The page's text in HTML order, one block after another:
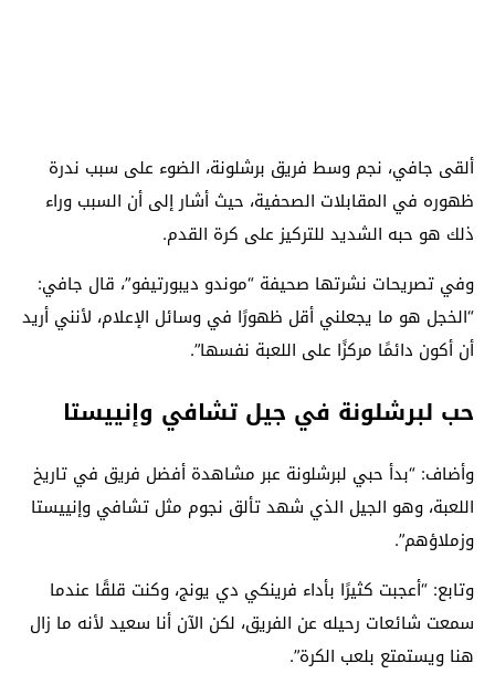
ألقى جافي، نجم وسط فريق برشلونة، الضوء على سبب ندرة
ظهوره في المقابلات الصحفية، حيث أشار إلى أن السبب وراء
ذلك هو حبه الشديد للتركيز على كرة القدم.
وفي تصريحات نشرتها صحيفة “موندو ديبورتيفو”، قال جافي:
“الخجل هو ما يجعلني أقل ظهورًا في وسائل الإعلام، لأنني أريد
أن أكون دائمًا مركزًا على اللعبة نفسها”.
حب لبرشلونة في جيل تشافي وإنييستا
وأضاف: “بدأ حبي لبرشلونة عبر مشاهدة أفضل فريق في تاريخ
اللعبة، وهو الجيل الذي شهد تألق نجوم مثل تشافي وإنييستا
وزملاؤهم”.
وتابع: “أعجبت كثيرًا بأداء فرينكي دي يونج، وكنت قلقًا عندما
سمعت شائعات رحيله عن الفريق، لكن الآن أنا سعيد لأنه ما زال
هنا ويستمتع بلعب الكرة”.